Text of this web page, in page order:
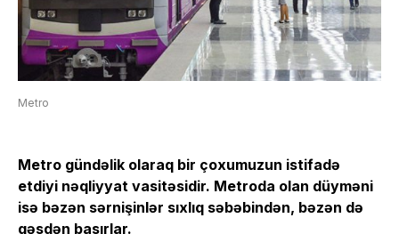
Metro
Metro gündəlik olaraq bir çoxumuzun istifadə
etdiyi nəqliyyat vasitəsidir. Metroda olan düyməni
isə bəzən sərnişinlər sıxlıq səbəbindən, bəzən də
qəsdən basırlar.